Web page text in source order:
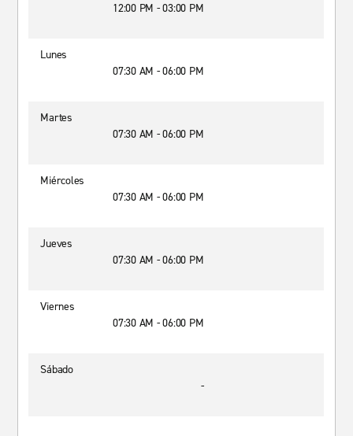
12:00 PM - 03:00 PM
Lunes
07:30 AM - 06:00 PM
Martes
07:30 AM - 06:00 PM
Miércoles
07:30 AM - 06:00 PM
Jueves
07:30 AM - 06:00 PM
Viernes
07:30 AM - 06:00 PM
Sábado
-